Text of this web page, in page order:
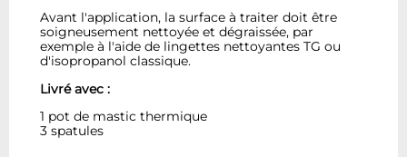
Avant l'application, la surface à traiter doit être
soigneusement nettoyée et dégraissée, par
exemple à l'aide de lingettes nettoyantes TG ou
d'isopropanol classique.
Livré avec :
1 pot de mastic thermique
3 spatules